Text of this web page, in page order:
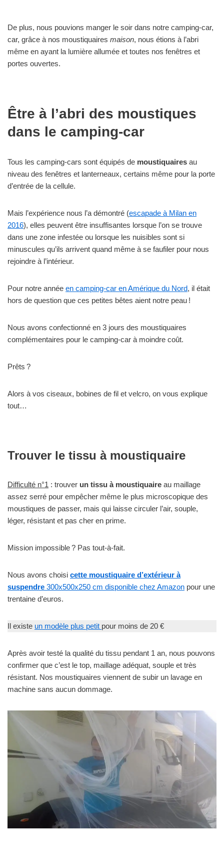
De plus, nous pouvions manger le soir dans notre camping-car,
car, grâce à nos moustiquaires maison, nous étions à l’abri
même en ayant la lumière allumée et toutes nos fenêtres et
portes ouvertes.
Être à l’abri des moustiques
dans le camping-car
Tous les camping-cars sont équipés de moustiquaires au
niveau des fenêtres et lanterneaux, certains même pour la porte
d’entrée de la cellule.
Mais l’expérience nous l’a démontré (escapade à Milan en
2016), elles peuvent être insuffisantes lorsque l’on se trouve
dans une zone infestée ou lorsque les nuisibles sont si
minuscules qu’ils arrivent quand même à se faufiler pour nous
rejoindre à l’intérieur.
Pour notre année en camping-car en Amérique du Nord, il était
hors de question que ces petites bêtes aient notre peau !
Nous avons confectionné en 3 jours des moustiquaires
complémentaires pour le camping-car à moindre coût.
Prêts ?
Alors à vos ciseaux, bobines de fil et velcro, on vous explique
tout…
Trouver le tissu à moustiquaire
Difficulté n°1 : trouver un tissu à moustiquaire au maillage
assez serré pour empêcher même le plus microscopique des
moustiques de passer, mais qui laisse circuler l’air, souple,
léger, résistant et pas cher en prime.
Mission impossible ? Pas tout-à-fait.
Nous avons choisi cette moustiquaire d’extérieur à
suspendre 300x500x250 cm disponible chez Amazon pour une
trentaine d’euros.
Il existe un modèle plus petit pour moins de 20 €
Après avoir testé la qualité du tissu pendant 1 an, nous pouvons
confirmer que c’est le top, maillage adéquat, souple et très
résistant. Nos moustiquaires viennent de subir un lavage en
machine sans aucun dommage.